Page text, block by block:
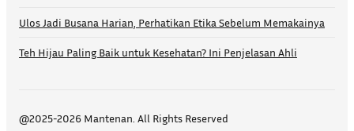
Ulos Jadi Busana Harian, Perhatikan Etika Sebelum Memakainya
Teh Hijau Paling Baik untuk Kesehatan? Ini Penjelasan Ahli
@2025-2026 Mantenan. All Rights Reserved